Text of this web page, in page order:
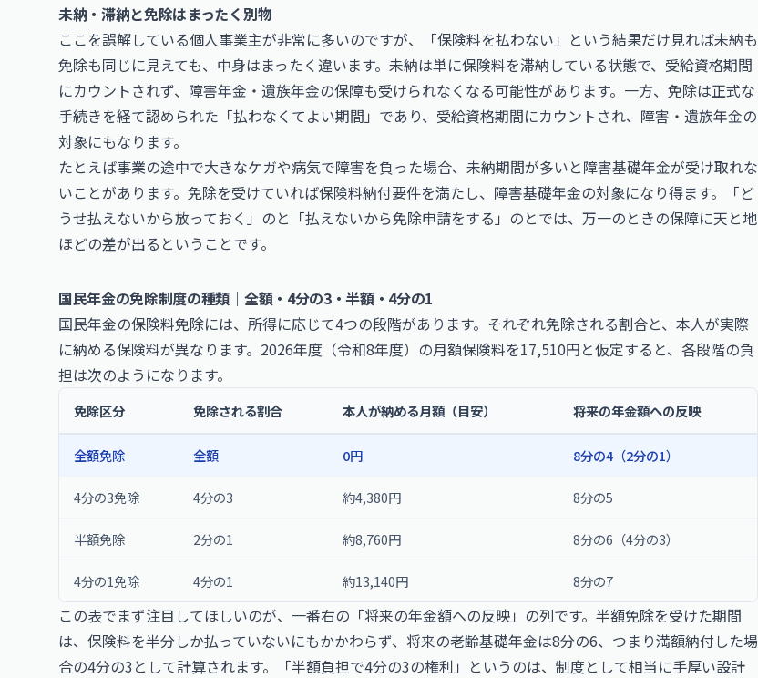
未納・滞納と免除はまったく別物
ここを誤解している個人事業主が非常に多いのですが、「保険料を払わない」という結果だけ見れば未納も
免除も同じに見えても、中身はまったく違います。未納は単に保険料を滞納している状態で、受給資格期間
にカウントされず、障害年金・遺族年金の保障も受けられなくなる可能性があります。一方、免除は正式な
手続きを経て認められた「払わなくてよい期間」であり、受給資格期間にカウントされ、障害・遺族年金の
対象にもなります。
たとえば事業の途中で大きなケガや病気で障害を負った場合、未納期間が多いと障害基礎年金が受け取れな
いことがあります。免除を受けていれば保険料納付要件を満たし、障害基礎年金の対象になり得ます。「ど
うせ払えないから放っておく」のと「払えないから免除申請をする」のとでは、万一のときの保障に天と地
ほどの差が出るということです。
国民年金の免除制度の種類｜全額・4分の3・半額・4分の1
国民年金の保険料免除には、所得に応じて4つの段階があります。それぞれ免除される割合と、本人が実際
に納める保険料が異なります。2026年度（令和8年度）の月額保険料を17,510円と仮定すると、各段階の負
担は次のようになります。
免除区分 免除される割合 本人が納める月額（目安） 将来の年金額への反映
全額免除 全額 0円 8分の4（2分の1）
4分の3免除 4分の3 約4,380円 8分の5
半額免除 2分の1 約8,760円 8分の6（4分の3）
4分の1免除 4分の1 約13,140円 8分の7
この表でまず注目してほしいのが、一番右の「将来の年金額への反映」の列です。半額免除を受けた期間
は、保険料を半分しか払っていないにもかかわらず、将来の老齢基礎年金は8分の6、つまり満額納付した場
合の4分の3として計算されます。「半額負担で4分の3の権利」というのは、制度として相当に手厚い設計